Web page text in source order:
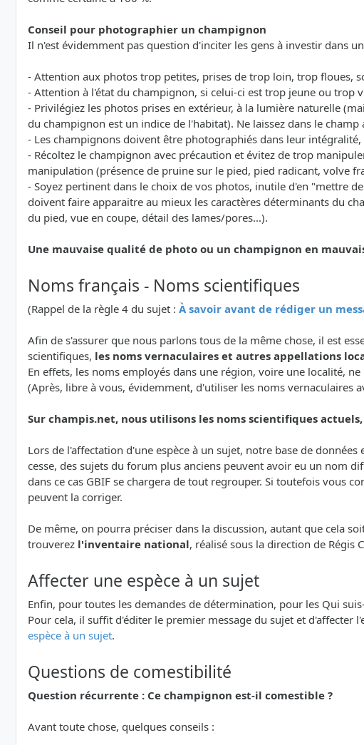
Conseil pour photographier un champignon
Il n'est évidemment pas question d'inciter les gens à investir dans
- Attention aux photos trop petites, prises de trop loin, trop floues,
- Attention à l'état du champignon, si celui-ci est trop jeune ou trop
- Privilégiez les photos prises en extérieur, à la lumière naturelle
du champignon est un indice de l'habitat). Ne laissez dans le
- Les champignons doivent être photographiés dans leur intégralité,
- Récoltez le champignon avec précaution et évitez de trop
manipulation (présence de pruine sur le pied, pied radicant, volve
- Soyez pertinent dans le choix de vos photos, inutile d'en "mettre
doivent faire apparaitre au mieux les caractères déterminants du
du pied, vue en coupe, détail des lames/pores...).
Une mauvaise qualité de photo ou un champignon en
Noms français - Noms scientifiques
(Rappel de la règle 4 du sujet : À savoir avant de rédiger un
Afin de s'assurer que nous parlons tous de la même chose, il est
scientifiques, les noms vernaculaires et autres appellations
En effets, les noms employés dans une région, voire une localité,
(Après, libre à vous, évidemment, d'utiliser les noms vernaculaires
Sur champis.net, nous utilisons les noms scientifiques
Lors de l'affectation d'une espèce à un sujet, notre base de
cesse, des sujets du forum plus anciens peuvent avoir eu un nom
dans ce cas GBIF se chargera de tout regrouper. Si toutefois vous
peuvent la corriger.
De même, on pourra préciser dans la discussion, autant que cela
trouverez l'inventaire national, réalisé sous la direction de Régis
Affecter une espèce à un sujet
Enfin, pour toutes les demandes de détermination, pour les Qui
Pour cela, il suffit d'éditer le premier message du sujet et d'affecter
espèce à un sujet.
Questions de comestibilité
Question récurrente : Ce champignon est-il comestible ?
Avant toute chose, quelques conseils :